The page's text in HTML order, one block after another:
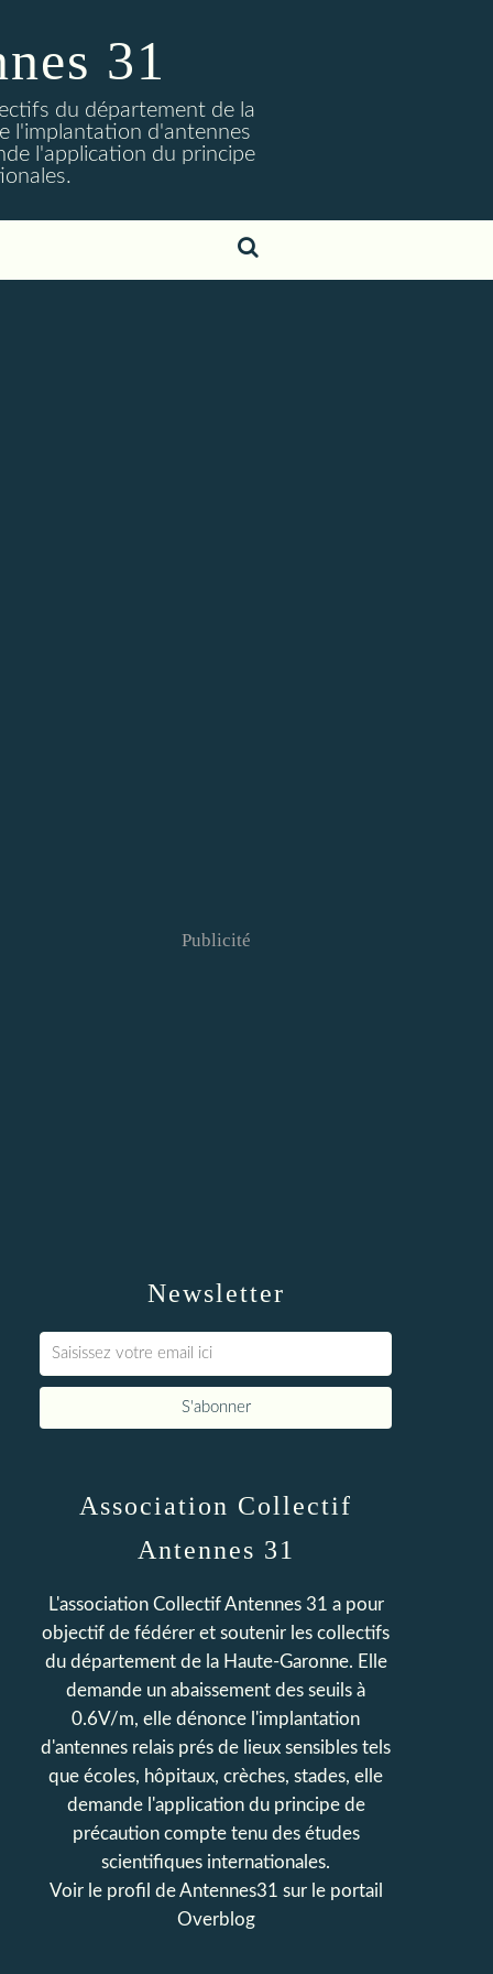
31
du département de la
l'implantation d'antennes
l'application du principe
Newsletter
Publicité
Association Collectif
Antennes 31
L'association Collectif Antennes 31 a pour
objectif de fédérer et soutenir les collectifs
du département de la Haute-Garonne. Elle
demande un abaissement des seuils à
0.6V/m, elle dénonce l'implantation
d'antennes relais prés de lieux sensibles tels
que écoles, hôpitaux, crèches, stades, elle
demande l'application du principe de
précaution compte tenu des études
scientifiques internationales.
Voir le profil deAntennes31 sur le portail
Overblog